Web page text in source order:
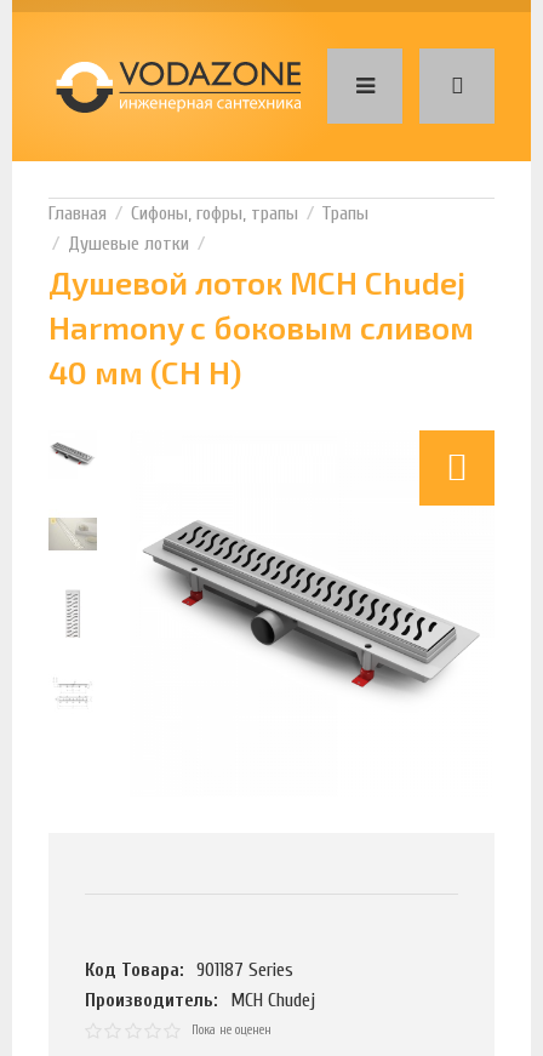
Сифоны, гофры, трапы
Трапы
Душевые лотки
Душевой лоток MCH Chudej
Harmony с боковым сливом
40 мм (CH H)
Код Товара:
901187 Series
Производитель:
MCH Chudej
Пока не оценен